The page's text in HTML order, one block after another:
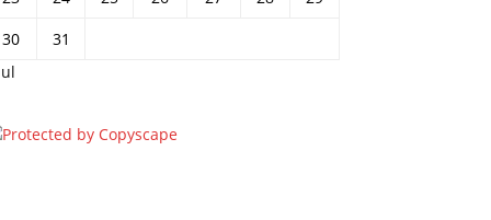
30
31